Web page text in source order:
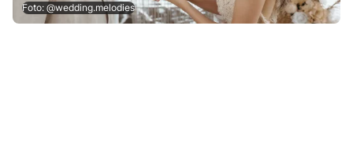
Foto: @wedding.melodies